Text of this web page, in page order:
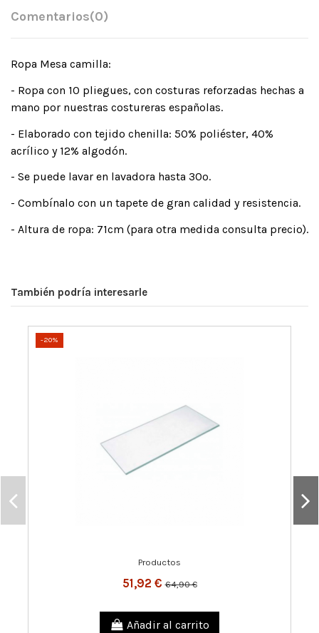
Comentarios(0)
Ropa Mesa camilla:
- Ropa con 10 pliegues, con costuras reforzadas hechas a
mano por nuestras costureras españolas.
- Elaborado con tejido chenilla: 50% poliéster, 40%
acrílico y 12% algodón.
- Se puede lavar en lavadora hasta 30º.
- Combínalo con un tapete de gran calidad y resistencia.
- Altura de ropa: 71cm (para otra medida consulta precio).
También podría interesarle
-20%
Productos
51,92 €64,90 €
Añadir al carrito